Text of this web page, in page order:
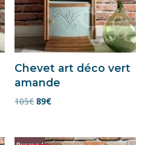
Chevet art déco vert
amande
105€ 89€